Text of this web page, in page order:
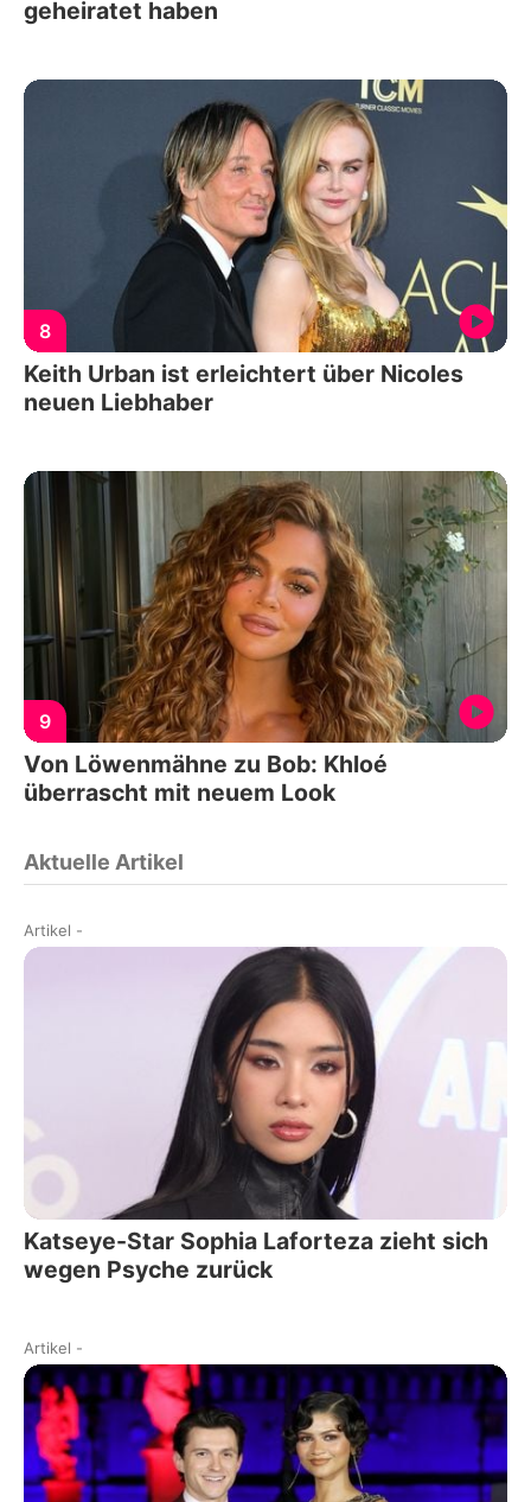
geheiratet haben
8
Keith Urban ist erleichtert über Nicoles
neuen Liebhaber
9
Von Löwenmähne zu Bob: Khloé
überrascht mit neuem Look
Aktuelle Artikel
Artikel -
Katseye-Star Sophia Laforteza zieht sich
wegen Psyche zurück
Artikel -